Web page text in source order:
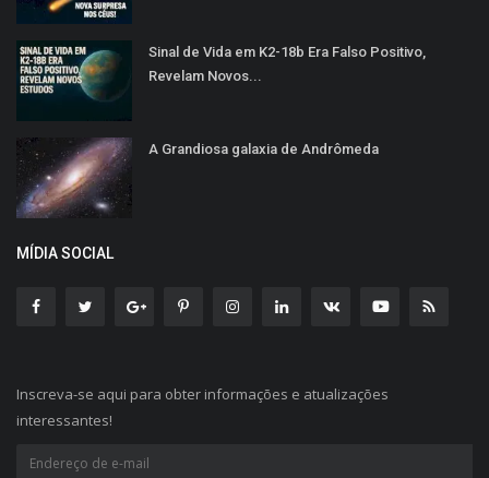
Sinal de Vida em K2-18b Era Falso Positivo,
Revelam Novos...
A Grandiosa galaxia de Andrômeda
MÍDIA SOCIAL
Inscreva-se aqui para obter informações e atualizações
interessantes!